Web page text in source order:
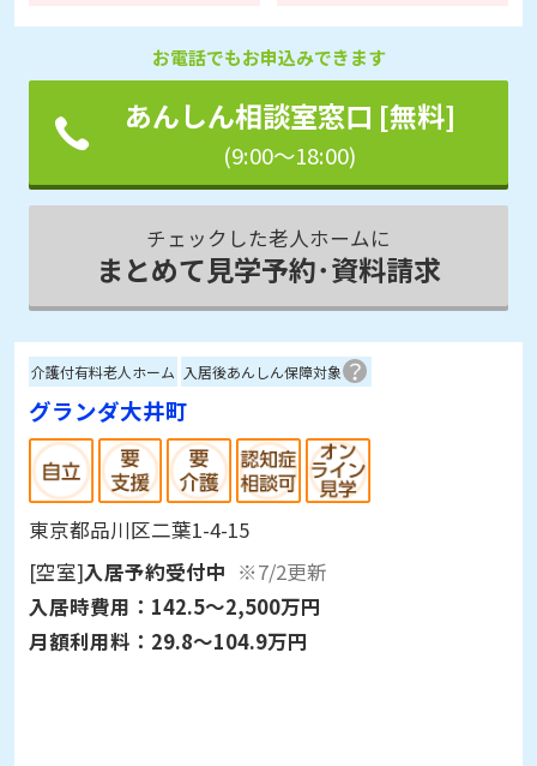
お電話でもお申込みできます
あんしん相談室窓口 [無料]
(9:00～18:00)
チェックした老人ホームに
まとめて見学予約･資料請求
介護付有料老人ホーム 入居後あんしん保障対象
グランダ大井町
東京都品川区二葉1-4-15
[空室]入居予約受付中 ※7/2更新
入居時費用： 142.5～2,500万円
月額利用料： 29.8～104.9万円